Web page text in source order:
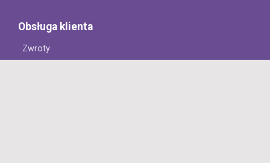
Obsługa klienta
· Zwroty